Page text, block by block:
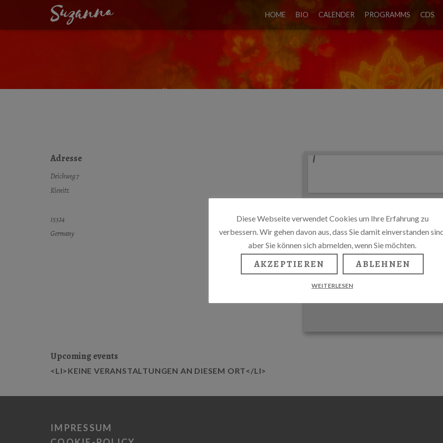
HOME BIO CALENDER PROGRAMMS CDS
Adresse
Deichweg 7
Kienitz
15324
Germany
Upcoming events
<LI>KEINE VERANSTALTUNGEN AN DIESEM ORT</LI>
IMPRESSUM
Diese Webseite verwendet Cookies um Ihre Erfahrung zu
verbessern. Wir gehen davon aus, dass Sie damit einverstanden
aber Sie können sich abmelden, wenn Sie möchten.
AKZEPTIEREN ABLEHNEN
WEITERLESEN